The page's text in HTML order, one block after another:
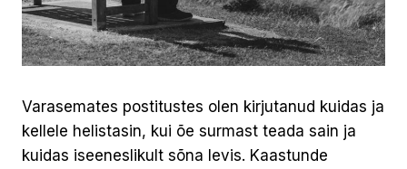
Varasemates postitustes olen kirjutanud kuidas ja
kellele helistasin, kui õe surmast teada sain ja
kuidas iseeneslikult sõna levis. Kaastunde